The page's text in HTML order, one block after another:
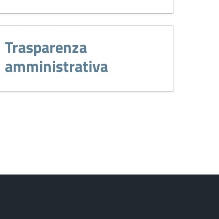
Trasparenza
amministrativa